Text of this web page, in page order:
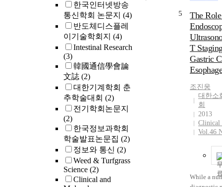
한국인터넷방송
통신학회 논문지 (4)
반도체디스플레
이기술학회지 (4)
Intestinal Research
(3)
韓國通信學會論
文誌 (2)
대한기계학회 춘
추학술대회 (2)
전기학회논문지
(2)
한국정보과학회
학술발표논문집 (2)
정보와 통신 (2)
Weed & Turfgrass
Science (2)
Clinical and
5
The
T
Gastric
조진웅
대한소
회
2013
Clinical
Vol.46
While a